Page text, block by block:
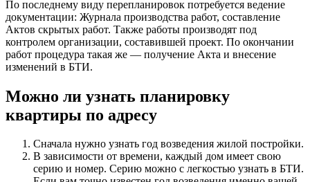
По последнему виду перепланировок потребуется ведение
документации: Журнала производства работ, составление
Актов скрытых работ. Также работы производят под
контролем организации, составившей проект. По окончании
работ процедура такая же — получение Акта и внесение
изменений в БТИ.
Можно ли узнать планировку
квартиры по адресу
Сначала нужно узнать год возведения жилой постройки.
В зависимости от времени, каждый дом имеет свою
серию и номер. Серию можно с легкостью узнать в БТИ.